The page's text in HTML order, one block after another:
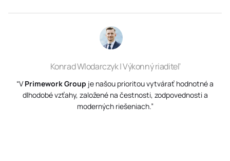
Konrad Wlodarczyk | Výkonný riaditeľ
“VPrimework Group je našou prioritou vytvárať hodnotné a
dlhodobé vzťahy, založené na čestnosti, zodpovednosti a
moderných riešeniach.”